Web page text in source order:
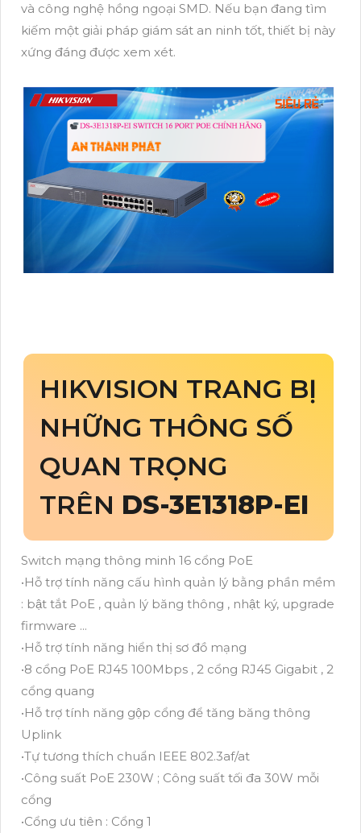
và công nghệ hồng ngoại SMD. Nếu bạn đang tìm
kiếm một giải pháp giám sát an ninh tốt, thiết bị này
xứng đáng được xem xét.
HIKVISION TRANG BỊ
NHỮNG THÔNG SỐ
QUAN TRỌNG
TRÊN DS-3E1318P-EI
Switch mạng thông minh 16 cổng PoE
•Hỗ trợ tính năng cấu hình quản lý bằng phần mềm
: bật tắt PoE , quản lý băng thông , nhật ký, upgrade
firmware ...
•Hỗ trợ tính năng hiển thị sơ đồ mạng
•8 cổng PoE RJ45 100Mbps , 2 cổng RJ45 Gigabit , 2
cổng quang
•Hỗ trợ tính năng gộp cổng để tăng băng thông
Uplink
•Tự tương thích chuẩn IEEE 802.3af/at
•Công suất PoE 230W ; Công suất tối đa 30W mỗi
cổng
•Cổng ưu tiên : Cổng 1